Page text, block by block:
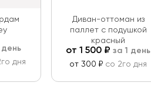
день
дня
Диван-оттоман из
паллет с подушкой
красный
от 1 500 ₽ за 1 день
от 300 ₽ со 2го дня